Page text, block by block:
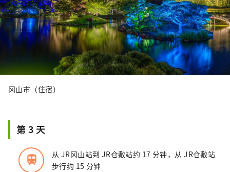
冈山市（住宿）
第 3 天
train
从 JR冈山站到 JR仓敷站约 17 分钟，从 JR仓敷站
步行约 15 分钟